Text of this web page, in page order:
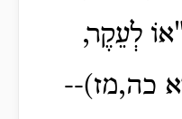
לְעֵקֶר,
כה,מז)--